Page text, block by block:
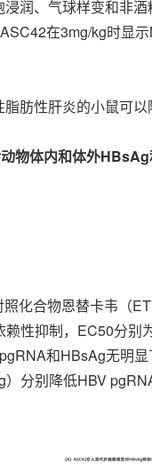
润、气球样变和非
在3mg/kg时显
肪性肝炎的小鼠可
物体内和体外HBsAg
化合物恩替卡韦（
性抑制，EC50分
和HBsAg无明
分别降低HBV